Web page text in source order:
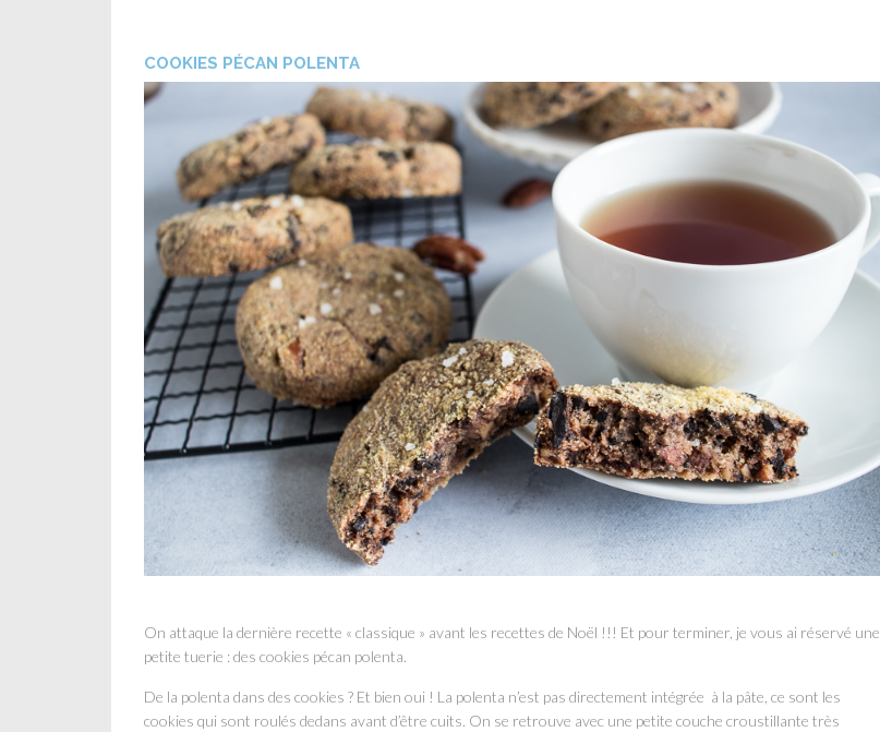
COOKIES PÉCAN POLENTA
On attaque la dernière recette « classique » avant les recettes de Noël !!! Et pour terminer, je vous ai réservé une
petite tuerie : des cookies pécan polenta.
De la polenta dans des cookies ? Et bien oui ! La polenta n’est pas directement intégrée à la pâte, ce sont les
cookies qui sont roulés dedans avant d’être cuits. On se retrouve avec une petite couche croustillante très